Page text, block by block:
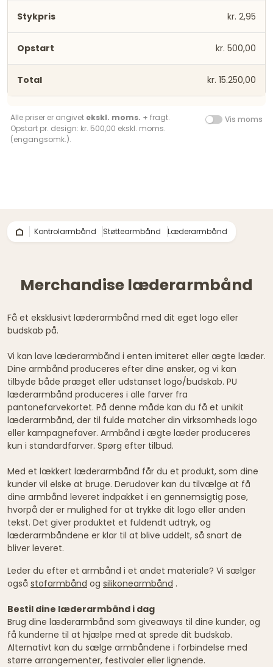
kr. 2,95
kr. 500,00
kr. 15.250,00
Alle priser er angivet ekskl. moms. + fragt.
Opstart pr. design: kr. 500,00 ekskl. moms.
(engangsomk.).
Vis moms
Kontrolarmbånd Støttearmbånd Læderarmbånd
Merchandise læderarmbånd
Få et eksklusivt læderarmbånd med dit eget logo eller
budskab på.
Vi kan lave læderarmbånd i enten imiteret eller ægte læder.
Dine armbånd produceres efter dine ønsker, og vi kan
tilbyde både præget eller udstanset logo/budskab. PU
læderarmbånd produceres i alle farver fra
pantonefarvekortet. På denne måde kan du få et unikit
læderarmbånd, der til fulde matcher din virksomheds logo
eller kampagnefaver. Armbånd i ægte læder produceres
kun i standardfarver. Spørg efter tilbud.
Med et lækkert læderarmbånd får du et produkt, som dine
kunder vil elske at bruge. Derudover kan du tilvælge at få
dine armbånd leveret indpakket i en gennemsigtig pose,
hvorpå der er mulighed for at trykke dit logo eller anden
tekst. Det giver produktet et fuldendt udtryk, og
læderarmbåndene er klar til at blive uddelt, så snart de
bliver leveret.
Leder du efter et armbånd i et andet materiale? Vi sælger
også stofarmbånd og silikonearmbånd .
Bestil dine læderarmbånd i dag
Brug dine læderarmbånd som giveaways til dine kunder, og
få kunderne til at hjælpe med at sprede dit budskab.
Alternativt kan du sælge armbåndene i forbindelse med
større arrangementer, festivaler eller lignende.